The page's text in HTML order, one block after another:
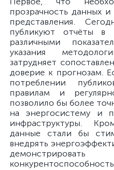
прозрачность данных
представления.
публикуют отчёты в
различными
указания
затрудняет
доверие к прогнозам.
потреблении
правилам и
позволило бы более
на энергосистему и
инфраструктуры.
данные стали бы
внедрять